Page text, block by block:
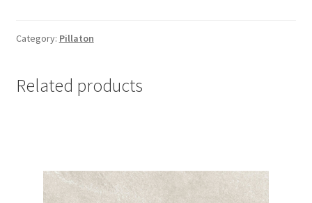
Category: Pillaton
Related products